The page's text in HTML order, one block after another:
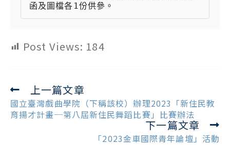
函及圖檔各1份供參。
Post Views: 184
Read
more
articles
上一篇文章
國立臺灣戲曲學院（下稱該校）辦理2023「新住民教
育揚才計畫─第八屆新住民舞蹈比賽」比賽辦法
下一篇文章
「2023金車國際青年論壇」活動